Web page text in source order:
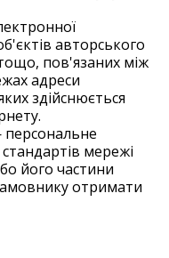
авторського
пов'язаних між
адреси
здійснюється
мережі
його частини
отримати